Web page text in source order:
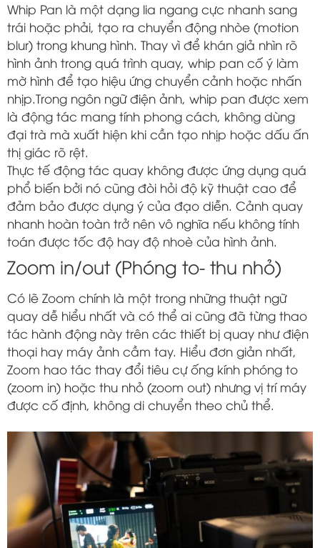
Whip Pan là một dạng lia ngang cực nhanh sang
trái hoặc phải, tạo ra chuyển động nhòe (motion
blur) trong khung hình. Thay vì để khán giả nhìn rõ
hình ảnh trong quá trình quay, whip pan cố ý làm
mờ hình để tạo hiệu ứng chuyển cảnh hoặc nhấn
nhịp.Trong ngôn ngữ điện ảnh, whip pan được xem
là động tác mang tính phong cách, không dùng
đại trà mà xuất hiện khi cần tạo nhịp hoặc dấu ấn
thị giác rõ rệt.
Thực tế động tác quay không được ứng dụng quá
phổ biến bởi nó cũng đòi hỏi độ kỹ thuật cao để
đảm bảo được dụng ý của đạo diễn. Cảnh quay
nhanh hoàn toàn trở nên vô nghĩa nếu không tính
toán được tốc độ hay độ nhoè của hình ảnh.
Zoom in/out (Phóng to- thu nhỏ)
Có lẽ Zoom chính là một trong những thuật ngữ
quay dễ hiểu nhất và có thể ai cũng đã từng thao
tác hành động này trên các thiết bị quay như điện
thoại hay máy ảnh cầm tay. Hiểu đơn giản nhất,
Zoom hao tác thay đổi tiêu cự ống kính phóng to
(zoom in) hoặc thu nhỏ (zoom out) nhưng vị trí máy
được cố định, không di chuyển theo chủ thể.